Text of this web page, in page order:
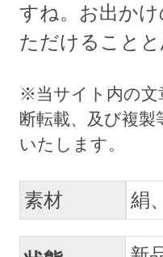
すね。お出か
ただけることと
素材 絹